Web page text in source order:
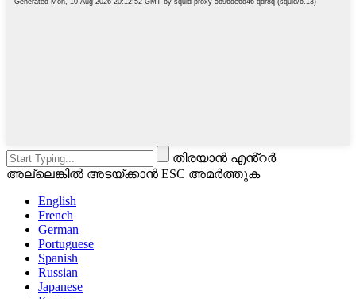
തിരയാൻ എൻ്റർ
അല്ലെങ്കിൽ അടയ്ക്കാൻ ESC അമർത്തുക
English
French
German
Portuguese
Spanish
Russian
Japanese